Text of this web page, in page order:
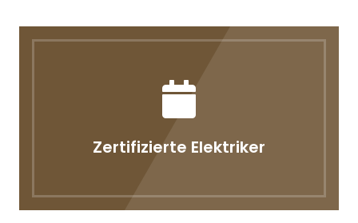
Zertifizierte Elektriker